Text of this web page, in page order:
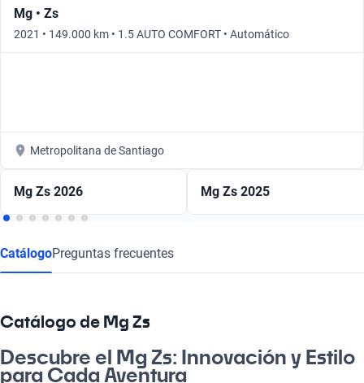
Mg • Zs
2021 • 149.000 km • 1.5 AUTO COMFORT • Automático
Metropolitana de Santiago
Mg Zs 2026 Mg Zs 2025
CatálogoPreguntas frecuentes
Catálogo de Mg Zs
Descubre el Mg Zs: Innovación y Estilo
para Cada Aventura